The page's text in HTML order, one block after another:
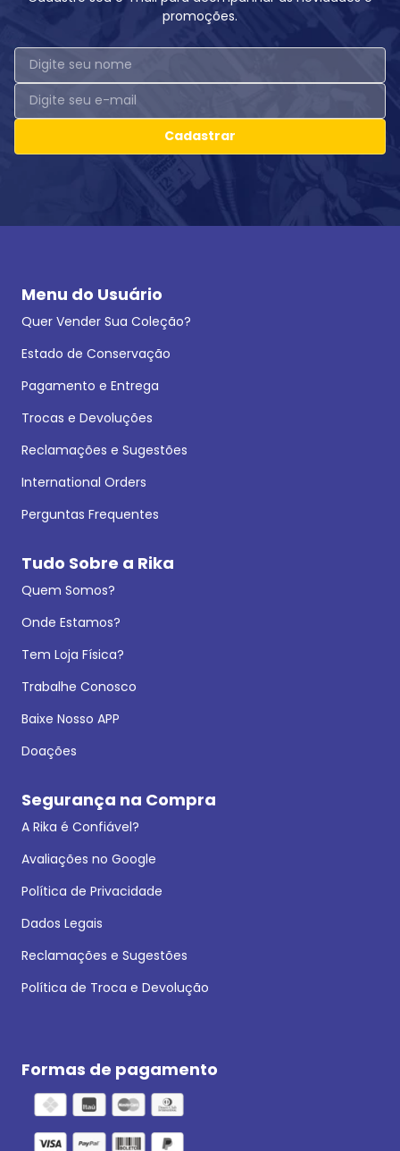
promoções.
Cadastrar
Menu do Usuário
Quer Vender Sua Coleção?
Estado de Conservação
Pagamento e Entrega
Trocas e Devoluções
Reclamações e Sugestões
International Orders
Perguntas Frequentes
Tudo Sobre a Rika
Quem Somos?
Onde Estamos?
Tem Loja Física?
Trabalhe Conosco
Baixe Nosso APP
Doações
Segurança na Compra
A Rika é Confiável?
Avaliações no Google
Política de Privacidade
Dados Legais
Reclamações e Sugestões
Política de Troca e Devolução
Formas de pagamento